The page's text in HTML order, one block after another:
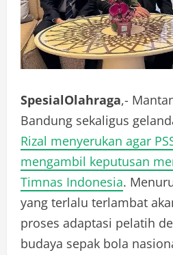
SpesialOlahraga,-
Bandung sekaligus
Rizal menyerukan agar
mengambil keputusan
Timnas Indonesia.
yang terlalu terlambat
proses adaptasi pelatih
budaya sepak bola